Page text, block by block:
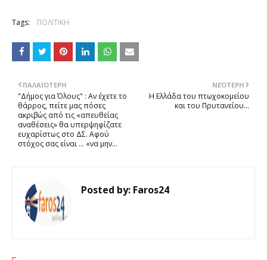
Tags: ΠΟΛΙΤΙΚΗ
ΝΕΌΤΕΡΗ
Η Ελλάδα του πτωχοκομείου
και του Πρυτανείου...
ΠΑΛΑΙΌΤΕΡΗ
"Δήμος για Όλους" : Αν έχετε το
θάρρος, πείτε μας πόσες
ακριβώς από τις «απευθείας
αναθέσεις» θα υπερψηφίζατε
ευχαρίστως στο ΔΣ. Αφού
στόχος σας είναι … «να μην...
Posted by: Faros24